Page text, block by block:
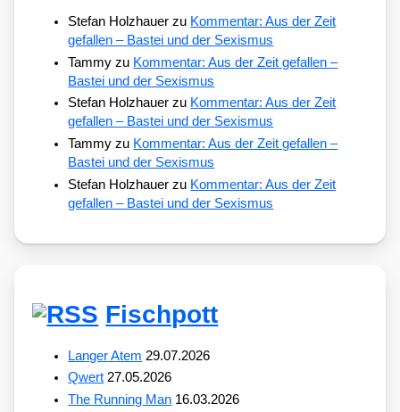
Stefan Holzhauer zu Kommentar: Aus der Zeit
gefallen – Bastei und der Sexismus
Tammy zu Kommentar: Aus der Zeit gefallen –
Bastei und der Sexismus
Stefan Holzhauer zu Kommentar: Aus der Zeit
gefallen – Bastei und der Sexismus
Tammy zu Kommentar: Aus der Zeit gefallen –
Bastei und der Sexismus
Stefan Holzhauer zu Kommentar: Aus der Zeit
gefallen – Bastei und der Sexismus
Fischpott
Langer Atem 29.07.2026
Qwert 27.05.2026
The Running Man 16.03.2026